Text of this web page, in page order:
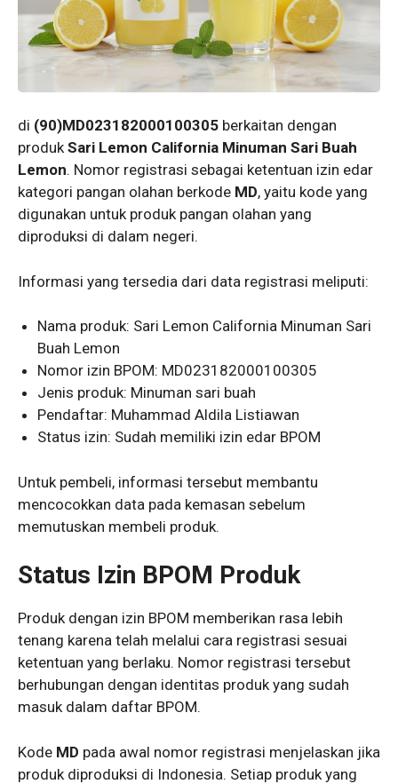
di (90)MD023182000100305 berkaitan dengan
produkSari Lemon California Minuman Sari Buah
Lemon. Nomor registrasi sebagai ketentuan izin edar
kategori pangan olahan berkode MD, yaitu kode yang
digunakan untuk produk pangan olahan yang
diproduksi di dalam negeri.
Informasi yang tersedia dari data registrasi meliputi:
Nama produk: Sari Lemon California Minuman Sari
Buah Lemon
Nomor izin BPOM: MD023182000100305
Jenis produk: Minuman sari buah
Pendaftar: Muhammad Aldila Listiawan
Status izin: Sudah memiliki izin edar BPOM
Untuk pembeli, informasi tersebut membantu
mencocokkan data pada kemasan sebelum
memutuskan membeli produk.
Status Izin BPOM Produk
Produk dengan izin BPOM memberikan rasa lebih
tenang karena telah melalui cara registrasi sesuai
ketentuan yang berlaku. Nomor registrasi tersebut
berhubungan dengan identitas produk yang sudah
masuk dalam daftar BPOM.
Kode MD pada awal nomor registrasi menjelaskan jika
produk diproduksi di Indonesia. Setiap produk yang